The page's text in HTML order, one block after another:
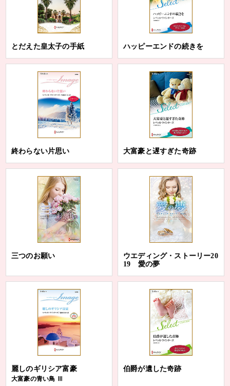
とだえた皇太子の手紙 ハッピーエンドの続きを
終わらない片思い 大富豪と遅すぎた奇跡
三つのお願い
ウエディング・ストーリー20
19 愛の夢
麗しのギリシア富豪
大富豪の青い鳥 Ⅲ
伯爵が遺した奇跡